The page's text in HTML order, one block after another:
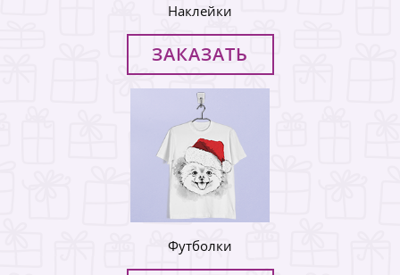
Наклейки
ЗАКАЗАТЬ
Футболки